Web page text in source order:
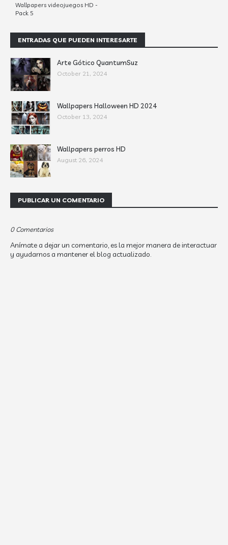
Wallpapers videojuegos HD -
Pack 5
ENTRADAS QUE PUEDEN INTERESARTE
Arte Gótico QuantumSuz
October 21, 2024
Wallpapers Halloween HD 2024
October 13, 2024
Wallpapers perros HD
August 26, 2024
PUBLICAR UN COMENTARIO
0 Comentarios
Anímate a dejar un comentario, es la mejor manera de interactuar
y ayudarnos a mantener el blog actualizado.